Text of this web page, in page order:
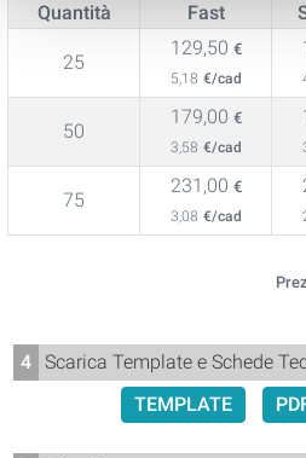
Quantità Fast
25
129,50 €
5,18 €/cad
50
179,00 €
3,58 €/cad
75
231,00 €
3,08 €/cad
4 Scarica Template e Schede
TEMPLATE